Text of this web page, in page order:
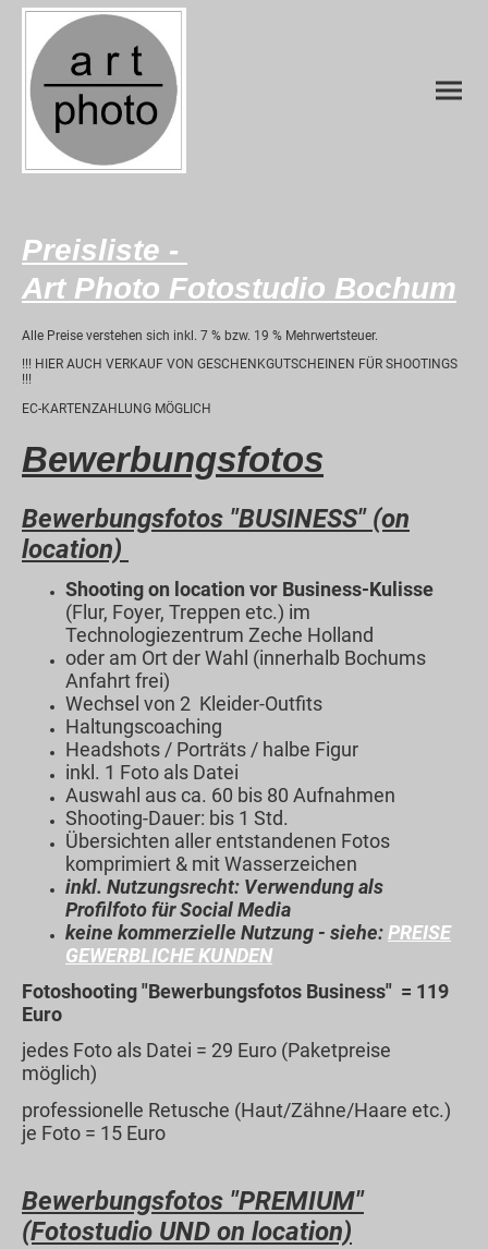
Preisliste -
Art Photo Fotostudio Bochum
Alle Preise verstehen sich inkl. 7 % bzw. 19 % Mehrwertsteuer.
!!! HIER AUCH VERKAUF VON GESCHENKGUTSCHEINEN FÜR SHOOTINGS
!!!
EC-KARTENZAHLUNG MÖGLICH
Bewerbungsfotos
Bewerbungsfotos "BUSINESS" (on
location)
Shooting on location vor Business-Kulisse
(Flur, Foyer, Treppen etc.) im
Technologiezentrum Zeche Holland
oder am Ort der Wahl (innerhalb Bochums
Anfahrt frei)
Wechsel von 2 Kleider-Outfits
Haltungscoaching
Headshots / Porträts / halbe Figur
inkl. 1 Foto als Datei
Auswahl aus ca. 60 bis 80 Aufnahmen
Shooting-Dauer: bis 1 Std.
Übersichten aller entstandenen Fotos
komprimiert & mit Wasserzeichen
inkl. Nutzungsrecht: Verwendung als
Profilfoto für Social Media
keine kommerzielle Nutzung - siehe:PREISE
GEWERBLICHE KUNDEN
Fotoshooting "Bewerbungsfotos Business" = 119
Euro
jedes Foto als Datei = 29 Euro (Paketpreise
möglich)
professionelle Retusche (Haut/Zähne/Haare etc.)
je Foto = 15 Euro
Bewerbungsfotos "PREMIUM"
(Fotostudio UND on location)